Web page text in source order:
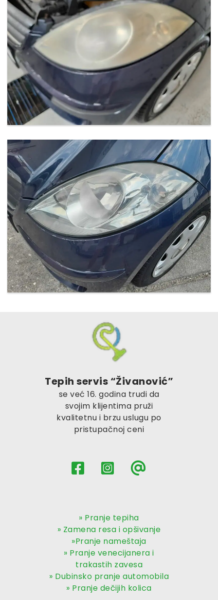
Tepih servis “Živanović”
se već 16. godina trudi da
svojim klijentima pruži
kvalitetnu i brzu uslugu po
pristupačnoj ceni
» Pranje tepiha
» Zamena resa i opšivanje
»Pranje nameštaja
» Pranje venecijanera i
trakastih zavesa
» Dubinsko pranje automobila
» Pranje dečijih kolica